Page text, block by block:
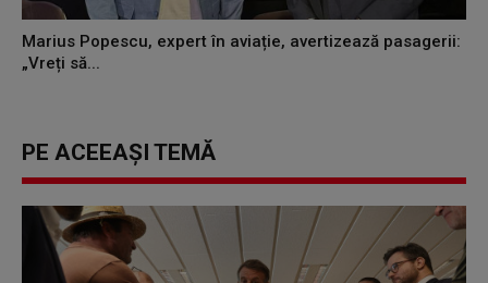
Marius Popescu, expert în aviație, avertizează pasagerii:
„Vreți să...
PE ACEEAȘI TEMĂ